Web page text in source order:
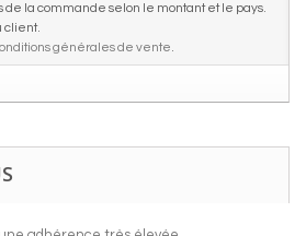
de la commande selon le montant et le pays.
client.
générales de vente